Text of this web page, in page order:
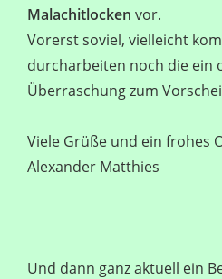
Malachitlocken vor.
Vorerst soviel, vielleicht
durcharbeiten noch die ein
Überraschung zum
Viele Grüße und ein frohes
Alexander Matthies
Und dann ganz aktuell ein